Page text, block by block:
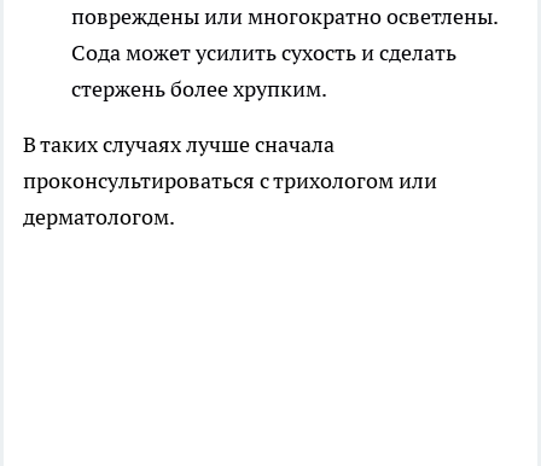
повреждены или многократно осветлены.
Сода может усилить сухость и сделать
стержень более хрупким.
В таких случаях лучше сначала
проконсультироваться с трихологом или
дерматологом.